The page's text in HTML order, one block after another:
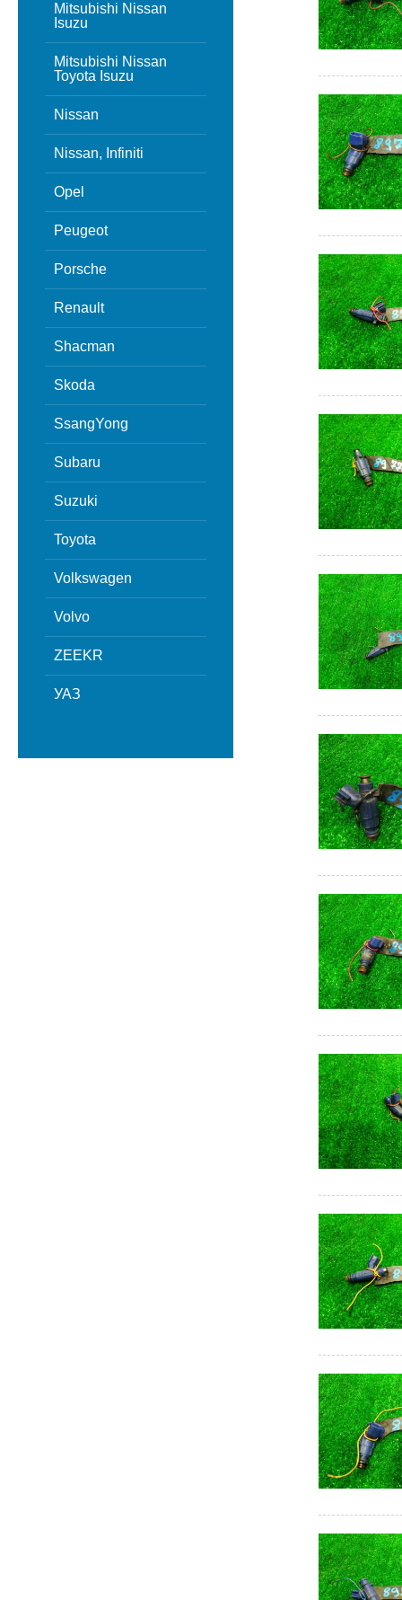
Mitsubishi Nissan
Isuzu
Mitsubishi Nissan
Toyota Isuzu
Nissan
Nissan, Infiniti
Opel
Peugeot
Porsche
Renault
Shacman
Skoda
SsangYong
Subaru
Suzuki
Toyota
Volkswagen
Volvo
ZEEKR
УАЗ